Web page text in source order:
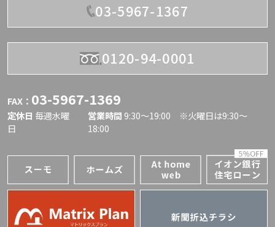
03-5967-1367
0120-94-0001
FAX： 03-5967-1369
定休日 毎週水曜
日
営業時間 9:30〜19:00 ※火曜日は9:30～
18:00